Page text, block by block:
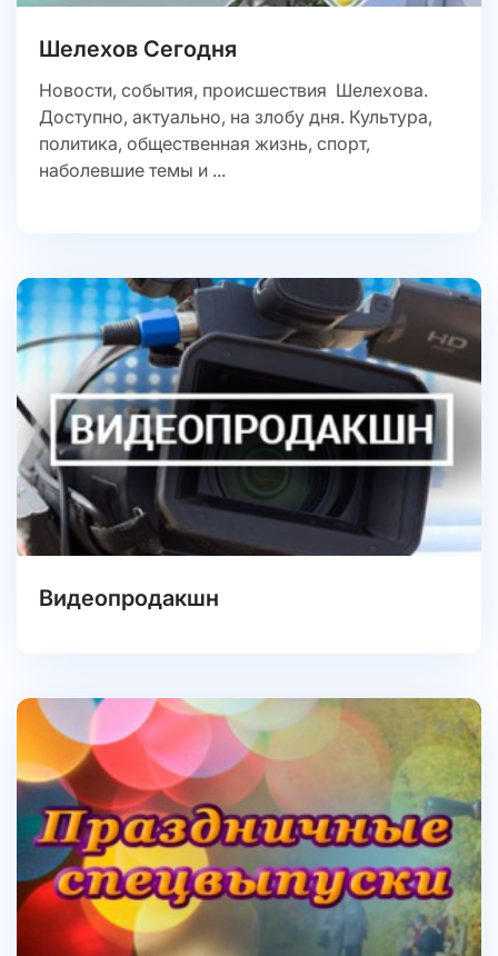
Шелехов Сегодня
Новости, события, происшествия Шелехова.
Доступно, актуально, на злобу дня. Культура,
политика, общественная жизнь, спорт,
наболевшие темы и ...
Видеопродакшн